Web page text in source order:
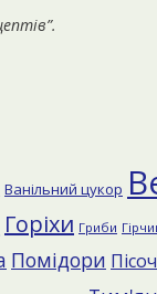
Ванільний цукор
Горіхи Гриби
Помідори